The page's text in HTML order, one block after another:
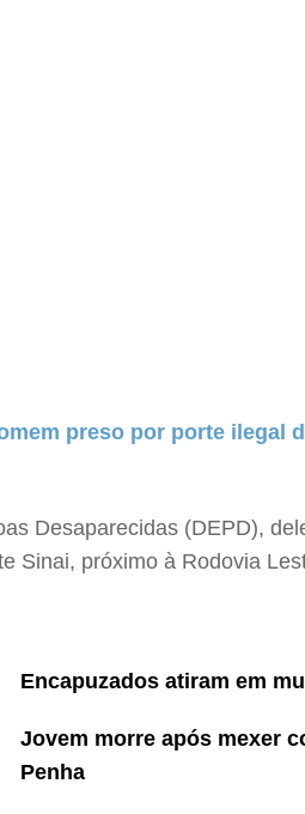
preso por porte ilegal
Desaparecidas (DEPD),
Sinai, próximo à Rodovia
Encapuzados atiram em
Jovem morre após mexer
Penha